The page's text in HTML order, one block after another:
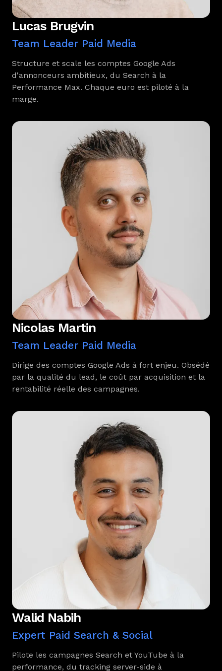
Lucas Brugvin
Team Leader Paid Media
Structure et scale les comptes Google Ads
d'annonceurs ambitieux, du Search à la
Performance Max. Chaque euro est piloté à la
marge.
Nicolas Martin
Team Leader Paid Media
Dirige des comptes Google Ads à fort enjeu. Obsédé
par la qualité du lead, le coût par acquisition et la
rentabilité réelle des campagnes.
Walid Nabih
Expert Paid Search & Social
Pilote les campagnes Search et YouTube à la
performance, du tracking server-side à